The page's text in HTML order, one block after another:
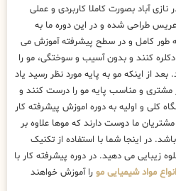
نازی آباد بصورت کاملا کاربردی و عملی
طراحی شده و در این دوره ما به
طور کامل و در سطح پیشرفته آموزش می
کنند و بدون آسیب و سوختگی، مو را
بعد از اینکه مو به پایه مورد نظر رسید یاد
مشتری و مناسب پایه مو را درست کنند و
کلی و اولیه به دوره اموزش پیشرفته کار
مشتریان ما دوست دارند که موها علاوه بر
در اینجا شما با استفاده از تکنیک
زیبایی می دهید. در دوره پیشرفته کار با
مواد شیمیایی مو را آموزش خواهند